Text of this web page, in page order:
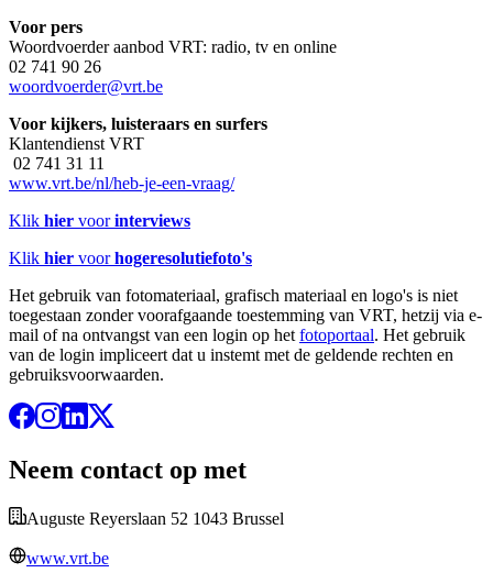
Voor pers
Woordvoerder aanbod VRT: radio, tv en online
02 741 90 26
woordvoerder@vrt.be
Voor kijkers, luisteraars en surfers
Klantendienst VRT
02 741 31 11
www.vrt.be/nl/heb-je-een-vraag/
Klik hier voorinterviews
Klik hier voorhogeresolutiefoto's
Het gebruik van fotomateriaal, grafisch materiaal en logo's is niet
toegestaan zonder voorafgaande toestemming van VRT, hetzij via e-
mail of na ontvangst van een login op het fotoportaal. Het gebruik
van de login impliceert dat u instemt met de geldende rechten en
gebruiksvoorwaarden.
Neem contact op met
Auguste Reyerslaan 52 1043 Brussel
www.vrt.be